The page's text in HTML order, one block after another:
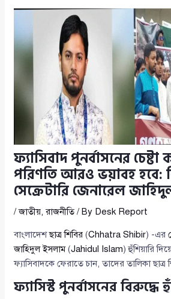
ফ্যাসিবাদ পুনর্বাসনের
পরিণতি আরও ভয়াবহ হবে:
সেক্রেটারি জেনারেল
/জাতীয়,রাজনীতি/ By Desk Report
বাংলাদেশছাত্র শিবির (Chhatra Shibir) -এর
জাহিদুল ইসলাম(Jahidul Islam) হুঁশিয়ারি
ফ্যাসিবাদকে ফেরাতে চান, তাদের তালিকা ছাত্র
ফ্যাসিস্ট পুনর্বাসনের বিরুদ্ধে